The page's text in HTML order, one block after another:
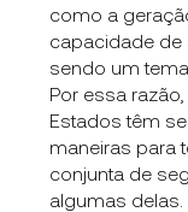
como a
capacidade de
sendo um
Por essa
Estados têm
maneiras para
conjunta de
algumas delas.